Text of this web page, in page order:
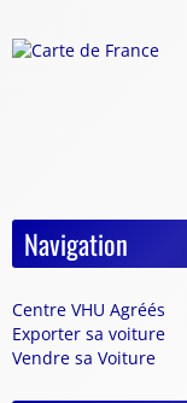
Navigation
Centre VHU Agréés
Exporter sa voiture
Vendre sa Voiture